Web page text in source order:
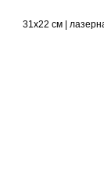
31х22 см |